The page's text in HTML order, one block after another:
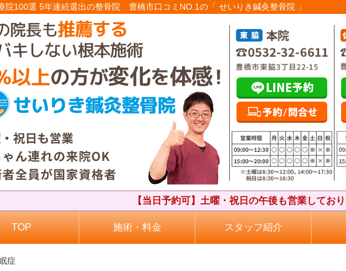
院100選 5年連続選出の整骨院 豊橋市口コミNO.1の「 せいりき鍼灸整骨院 」
【当日予約可】土曜・祝日の午後も営業しており
TOP 施術・料金 スタッフ紹介
症